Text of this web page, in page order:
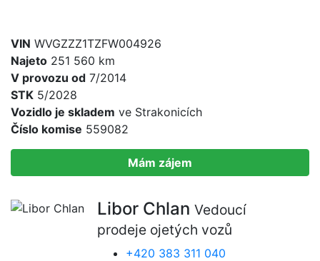
VIN WVGZZZ1TZFW004926
Najeto 251 560 km
V provozu od 7/2014
STK 5/2028
Vozidlo je skladem ve Strakonicích
Číslo komise 559082
Mám zájem
Libor Chlan Vedoucí
prodeje ojetých vozů
+420 383 311 040